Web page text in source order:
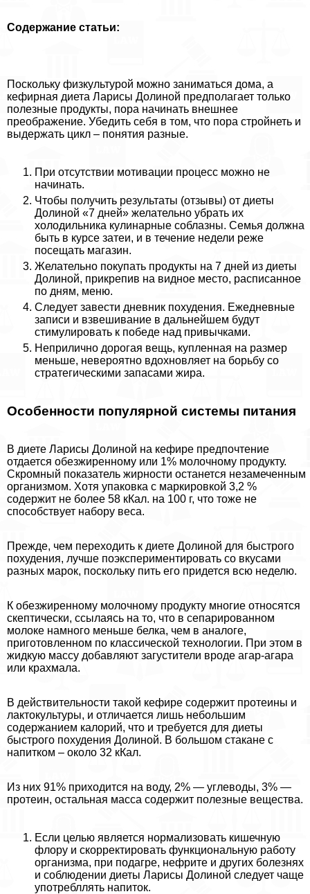
Содержание статьи:
Поскольку физкультурой можно заниматься дома, а
кефирная диета Ларисы Долиной предполагает только
полезные продукты, пора начинать внешнее
преображение. Убедить себя в том, что пора стройнеть и
выдержать цикл – понятия разные.
При отсутствии мотивации процесс можно не
начинать.
Чтобы получить результаты (отзывы) от диеты
Долиной «7 дней» желательно убрать их
холодильника кулинарные coблaзны. Семья должна
быть в курсе затеи, и в течение недели реже
посещать магазин.
Желательно покупать продукты на 7 дней из диеты
Долиной, прикрепив на видное место, расписанное
по дням, меню.
Следует завести дневник похудения. Ежедневные
записи и взвешивание в дальнейшем будут
стимулировать к победе над привычками.
Неприлично дорогая вещь, купленная на размер
меньше, невероятно вдохновляет на борьбу со
стратегическими запасами жира.
Особенности популярной системы питания
В диете Ларисы Долиной на кефире предпочтение
отдается обезжиренному или 1% молочному продукту.
Скромный показатель жирности останется незамеченным
организмом. Хотя упаковка с маркировкой 3,2 %
содержит не более 58 кКал. на 100 г, что тоже не
способствует набору веса.
Прежде, чем переходить к диете Долиной для быстрого
похудения, лучше поэкспериментировать со вкусами
разных марок, поскольку пить его придется всю неделю.
К обезжиренному молочному продукту многие относятся
скептически, ссылаясь на то, что в сепарированном
молоке намного меньше белка, чем в аналоге,
приготовленном по классической технологии. При этом в
жидкую массу добавляют загустители вроде агар-агара
или крахмала.
В действительности такой кефире содержит протеины и
лактокультуры, и отличается лишь небольшим
содержанием калорий, что и требуется для диеты
быстрого похудения Долиной. В большом стакане с
напитком – около 32 кКал.
Из них 91% приходится на воду, 2% — углеводы, 3% —
протеин, остальная масса содержит полезные вещества.
Если целью является нормализовать кишечную
флору и скорректировать функциональную работу
организма, при подагре, нефрите и других болезнях
и соблюдении диеты Ларисы Долиной следует чаще
употрeбллять напиток.